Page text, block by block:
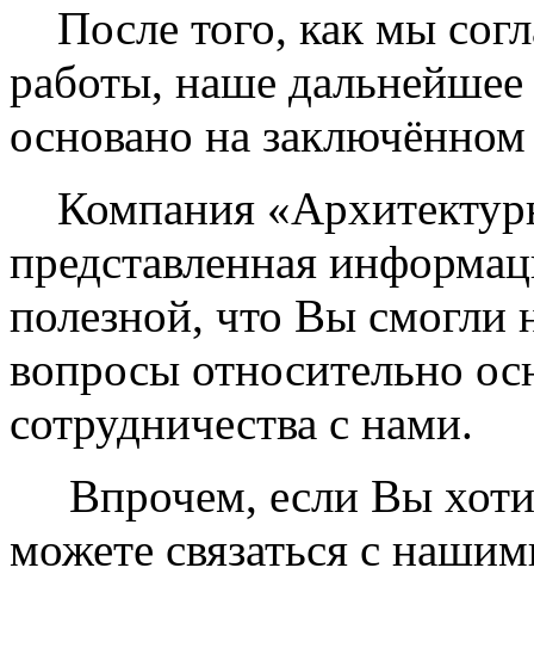
После того, как мы
работы, наше дальнейшее
основано на
Компания
представленная
полезной, что Вы смогли
вопросы относительно
сотрудничества с нами.
Впрочем, если Вы
можете связаться с